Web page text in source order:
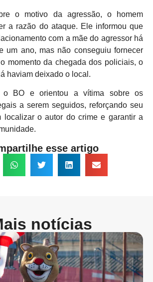
o motivo da agressão, o homem
a razão do ataque. Ele informou que
com a mãe do agressor há
um ano, mas não conseguiu fornecer
momento da chegada dos policiais, o
haviam deixado o local.
o BO e orientou a vítima sobre os
a serem seguidos, reforçando seu
localizar o autor do crime e garantir a
esse artigo
notícias